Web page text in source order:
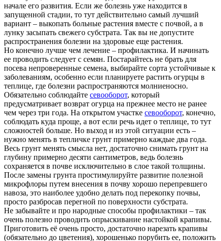
начале его развития. Если же болезнь уже находится в
запущенной стадии, то тут действительно самый лучший
вариант – выкопать больные растения вместе с почвой, а в
лунку засыпать свежего субстрата. Так вы не допустите
распространения болезни на здоровые еще растения.
Но конечно лучше чем лечение – профилактика. И начинать
ее проводить следует с семян. Постарайтесь не брать для
посева непроверенные семена, выбирайте сорта устойчивые к
заболеваниям, особенно если планируете растить огурцы в
теплице, где болезни распространяются молниеносно.
Обязательно соблюдайте севооборот, который
предусматривает возврат огурца на прежнее место не ранее
чем через три года. На открытом участке севооборот, конечно,
соблюдать куда проще, а вот если речь идет о теплице, то тут
сложностей больше. Но выход и из этой ситуации есть –
нужно менять в тепличке грунт примерно каждые два года.
Весь грунт менять смысла нет, достаточно снимать грунт на
глубину примерно десяти сантиметров, ведь болезнь
сохраняется в почве исключительно в слое такой толщины.
После замены грунта простимулируйте развитие полезной
микрофлоры путем внесения в почву хорошо перепревшего
навоза, это наиболее удобно делать под перекопку почвы,
просто разбросав перегной по поверхности субстрата.
Не забывайте и про народные способы профилактики – так
очень полезно проводить опрыскивание настойкой крапивы.
Приготовить её очень просто, достаточно нарезать крапивы
(обязательно до цветения), хорошенько порубить ее, положить